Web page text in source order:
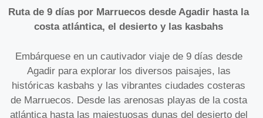
Ruta de 9 días por Marruecos desde Agadir hasta la
costa atlántica, el desierto y las kasbahs
Embárquese en un cautivador viaje de 9 días desde
Agadir para explorar los diversos paisajes, las
históricas kasbahs y las vibrantes ciudades costeras
de Marruecos. Desde las arenosas playas de la costa
atlántica hasta las majestuosas dunas del desierto del